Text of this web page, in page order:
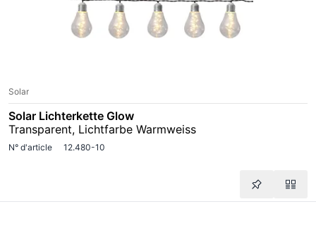
Solar
Solar Lichterkette Glow
Transparent, Lichtfarbe Warmweiss
N° d'article 12.480-10